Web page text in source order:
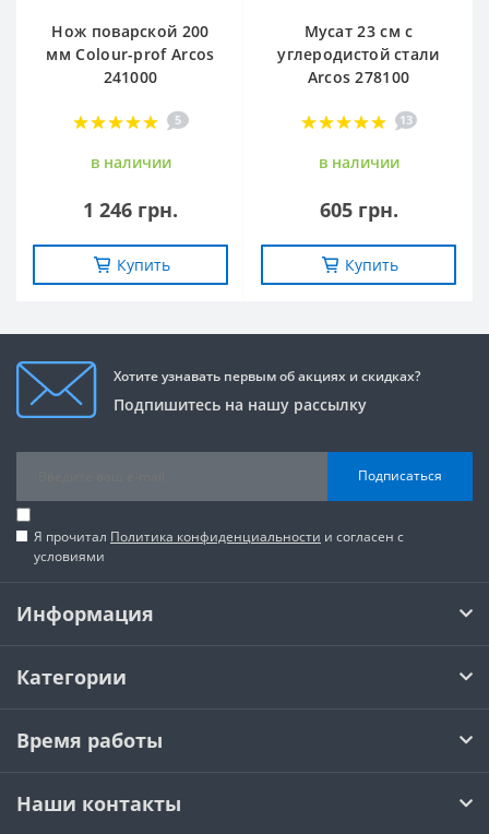
Нож поварской 200
мм Сolour-prof Arcos
241000
5
в наличии
1 246 грн.
Купить
Мусат 23 см с
углеродистой стали
Arcos 278100
13
в наличии
605 грн.
Купить
Хотите узнавать первым об акциях и скидках?
Подпишитесь на нашу рассылку
Подписаться
Я прочитал Политика конфиденциальности и согласен с
условиями
Информация
Категории
Время работы
Наши контакты